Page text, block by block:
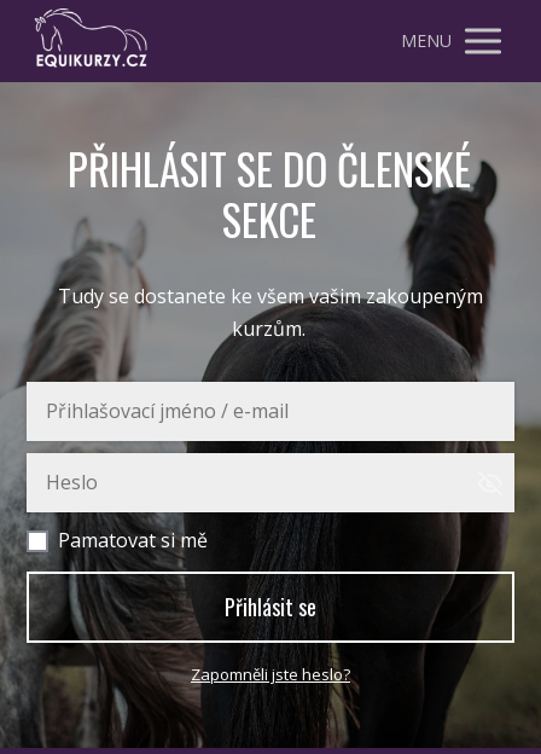
MENU
PŘIHLÁSIT SE DO ČLENSKÉ
SEKCE
Tudy se dostanete ke všem vašim zakoupeným
kurzům.
Pamatovat si mě
Přihlásit se
Zapomněli jste heslo?